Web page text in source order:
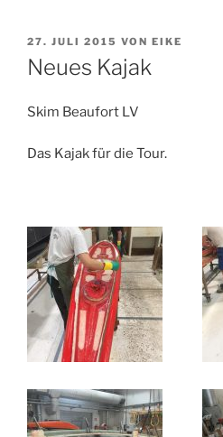
VERÖFFENTLICHT
AM
27. JULI 2015 VON EIKE
Neues Kajak
Skim Beaufort LV
Das Kajak für die Tour.